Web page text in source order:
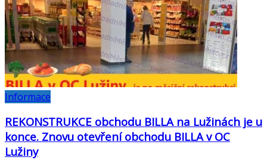
Informace
REKONSTRUKCE obchodu BILLA na Lužinách je u
konce. Znovu otevření obchodu BILLA v OC
Lužiny